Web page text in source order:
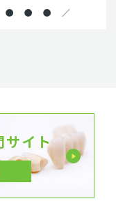
● ● ● ／
サイト